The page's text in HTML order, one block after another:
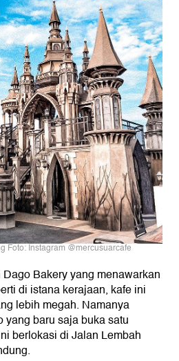
Foto: Instagram @mercusuarcafe
Bakery yang menawarkan
di istana kerajaan, kafe ini
lebih megah. Namanya
yang baru saja buka satu
berlokasi di Jalan Lembah